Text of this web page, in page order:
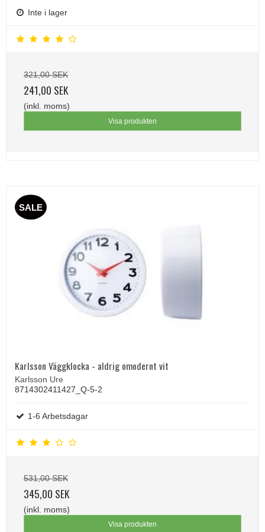
Inte i lager
321,00 SEK
241,00 SEK
(inkl. moms)
Visa produkten
SALE
Karlsson Väggklocka - aldrig omodernt vit
Karlsson Ure
8714302411427_Q-5-2
1-6 Arbetsdagar
531,00 SEK
345,00 SEK
(inkl. moms)
Visa produkten